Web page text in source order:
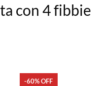
con 4 fibbie
-60% OFF